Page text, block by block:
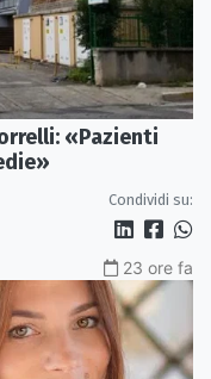
«Pazienti
Condividi su:
23 ore fa